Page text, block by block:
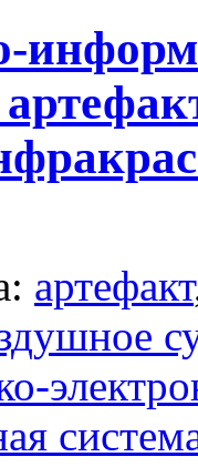
артефакт